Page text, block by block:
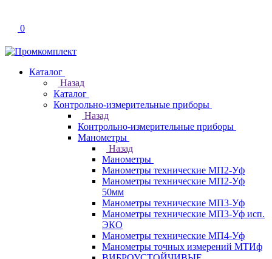
0
Каталог
Назад
Каталог
Контрольно-измерительные приборы
Назад
Контрольно-измерительные приборы
Манометры
Назад
Манометры
Манометры технические МП2-Уф
Манометры технические МП2-Уф
50мм
Манометры технические МП3-Уф
Манометры технические МП3-Уф исп.
ЭКО
Манометры технические МП4-Уф
Манометры точных измерений МТИф